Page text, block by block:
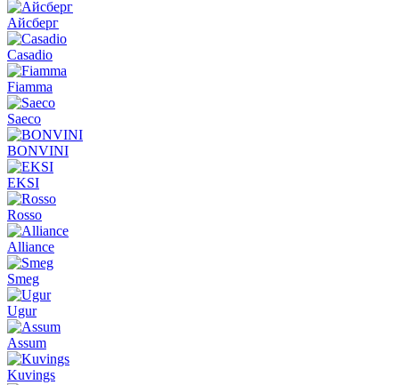
Айсберг
Casadio
Fiamma
Saeco
BONVINI
EKSI
Rosso
Alliance
Smeg
Ugur
Assum
Kuvings